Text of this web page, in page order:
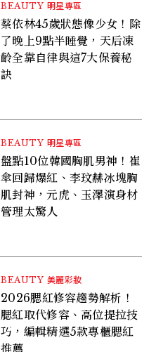
BEAUTY 明星專區
蔡依林45歲狀態像少女！除
了晚上9點半睡覺，天后凍
齡全靠自律與這7大保養秘
訣
BEAUTY 明星專區
盤點10位韓國胸肌男神！崔
傘回歸爆紅、李玟赫冰塊胸
肌封神，元虎、玉澤演身材
管理太驚人
BEAUTY 美麗彩妝
2026腮紅修容趨勢解析！
腮紅取代修容、高位提拉技
巧，編輯精選5款專櫃腮紅
推薦